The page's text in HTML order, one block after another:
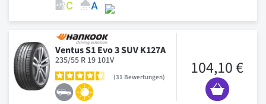
Ventus S1 Evo 3 SUV K127A
235/55 R 19 101V
31 Bewertungen 104,10 €